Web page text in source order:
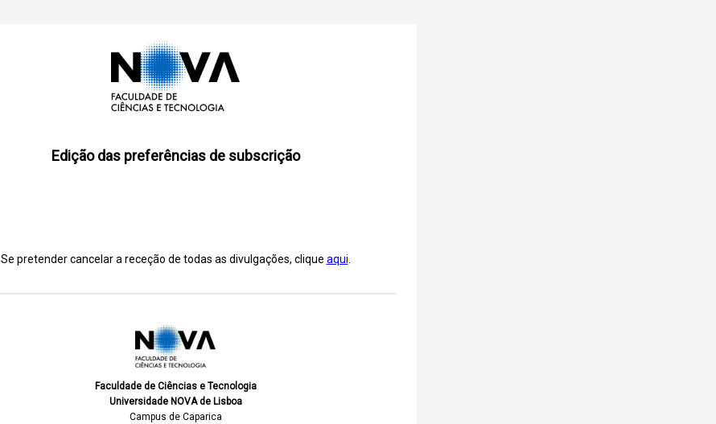
Edição das preferências de subscrição
Se pretender cancelar a receção de todas as divulgações, clique aqui
Faculdade de Ciências e Tecnologia
Universidade NOVA de Lisboa
Campus de Caparica